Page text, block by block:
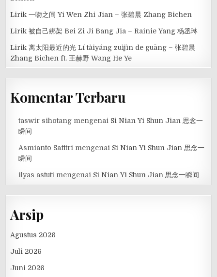
Lirik 一吻之间 Yi Wen Zhi Jian – 张碧晨 Zhang Bichen
Lirik 被自己綁架 Bei Zi Ji Bang Jia – Rainie Yang 杨丞琳
Lirik 离太阳最近的光 Lí tàiyáng zuìjìn de guāng – 张碧晨
Zhang Bichen ft. 王赫野 Wang He Ye
Komentar Terbaru
taswir sihotang mengenai Si Nian Yi Shun Jian 思念一
瞬间
Asmianto Safitri mengenai Si Nian Yi Shun Jian 思念一
瞬间
ilyas astuti mengenai Si Nian Yi Shun Jian 思念一瞬间
Arsip
Agustus 2026
Juli 2026
Juni 2026